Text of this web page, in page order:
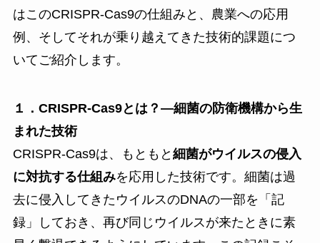
はこのCRISPR-Cas9の仕組みと、農業への応用
例、そしてそれが乗り越えてきた技術的課題につ
いてご紹介します。
１．CRISPR-Cas9とは？―細菌の防衛機構から生
まれた技術
CRISPR-Cas9は、もともと 細菌がウイルスの侵入
に対抗する仕組みを応用した技術です。細菌は過
去に侵入してきたウイルスのDNAの一部を「記
録」しておき、再び同じウイルスが来たときに素